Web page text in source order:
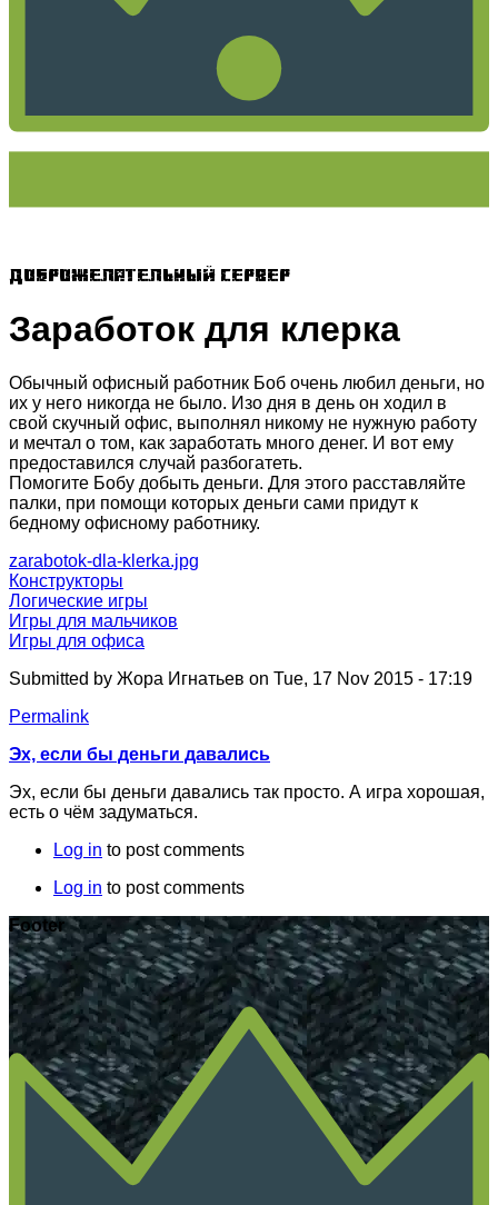
Доброжелательный сервер
Заработок для клерка
Обычный офисный работник Боб очень любил деньги, но
их у него никогда не было. Изо дня в день он ходил в
свой скучный офис, выполнял никому не нужную работу
и мечтал о том, как заработать много денег. И вот ему
предоставился случай разбогатеть.
Помогите Бобу добыть деньги. Для этого расставляйте
палки, при помощи которых деньги сами придут к
бедному офисному работнику.
zarabotok-dla-klerka.jpg
Конструкторы
Логические игры
Игры для мальчиков
Игры для офиса
Submitted by Жора Игнатьев on Tue, 17 Nov 2015 - 17:19
Permalink
Эх, если бы деньги давались
Эх, если бы деньги давались так просто. А игра хорошая,
есть о чём задуматься.
Log in to post comments
Log in to post comments
Footer